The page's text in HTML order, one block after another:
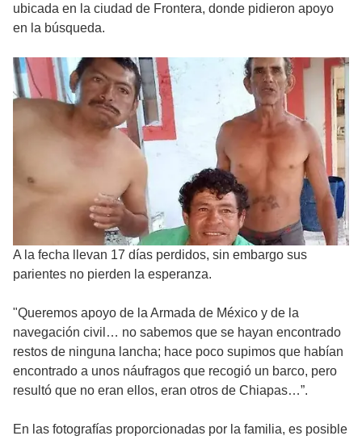
ubicada en la ciudad de Frontera, donde pidieron apoyo
en la búsqueda.
A la fecha llevan 17 días perdidos, sin embargo sus
parientes no pierden la esperanza.
"Queremos apoyo de la Armada de México y de la
navegación civil… no sabemos que se hayan encontrado
restos de ninguna lancha; hace poco supimos que habían
encontrado a unos náufragos que recogió un barco, pero
resultó que no eran ellos, eran otros de Chiapas…”.
En las fotografías proporcionadas por la familia, es posible